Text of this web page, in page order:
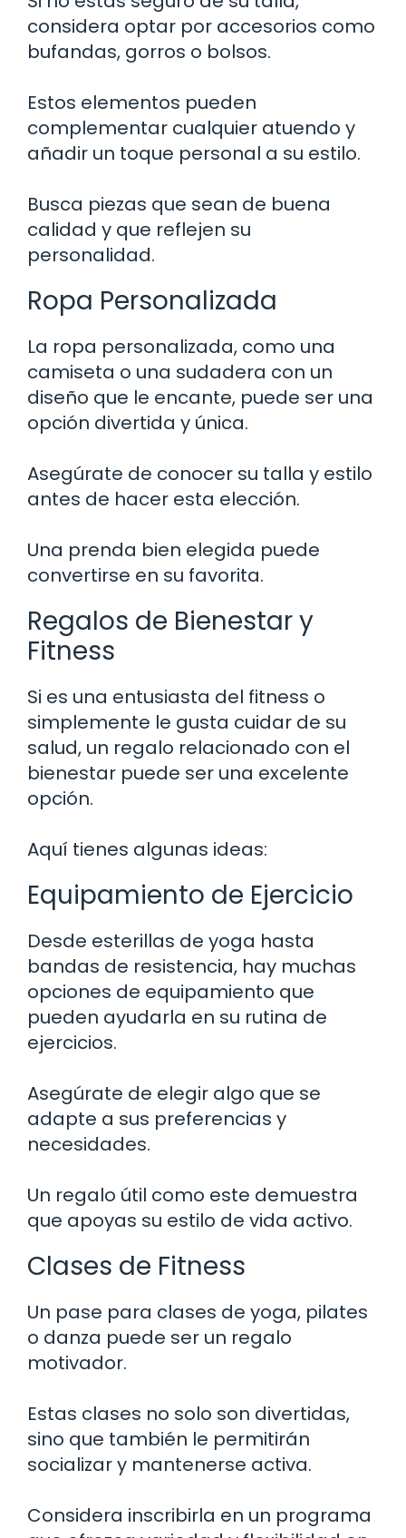
considera optar por accesorios como
bufandas, gorros o bolsos.
Estos elementos pueden
complementar cualquier atuendo y
añadir un toque personal a su estilo.
Busca piezas que sean de buena
calidad y que reflejen su
personalidad.
Ropa Personalizada
La ropa personalizada, como una
camiseta o una sudadera con un
diseño que le encante, puede ser una
opción divertida y única.
Asegúrate de conocer su talla y estilo
antes de hacer esta elección.
Una prenda bien elegida puede
convertirse en su favorita.
Regalos de Bienestar y
Fitness
Si es una entusiasta del fitness o
simplemente le gusta cuidar de su
salud, un regalo relacionado con el
bienestar puede ser una excelente
opción.
Aquí tienes algunas ideas:
Equipamiento de Ejercicio
Desde esterillas de yoga hasta
bandas de resistencia, hay muchas
opciones de equipamiento que
pueden ayudarla en su rutina de
ejercicios.
Asegúrate de elegir algo que se
adapte a sus preferencias y
necesidades.
Un regalo útil como este demuestra
que apoyas su estilo de vida activo.
Clases de Fitness
Un pase para clases de yoga, pilates
o danza puede ser un regalo
motivador.
Estas clases no solo son divertidas,
sino que también le permitirán
socializar y mantenerse activa.
Considera inscribirla en un programa